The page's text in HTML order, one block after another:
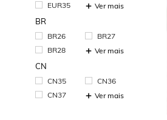
EUR35
Ver mais
BR
BR26
BR27
BR28
Ver mais
CN
CN35
CN36
CN37
Ver mais